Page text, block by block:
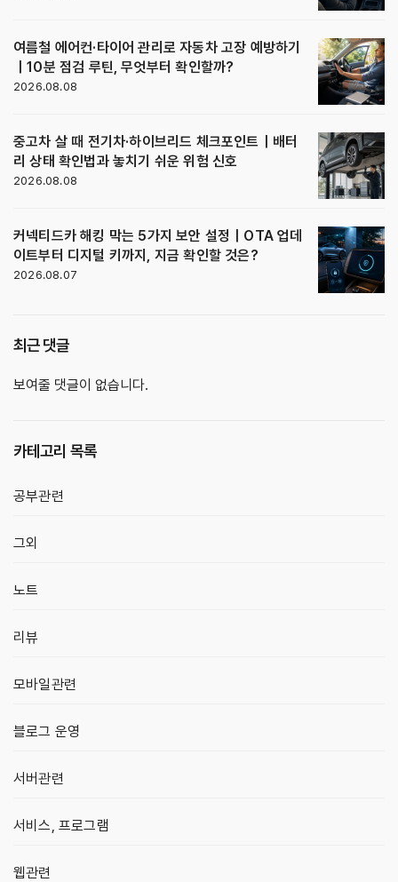
여름철 에어컨·타이어 관리로 자동차 고장 예방하기
｜10분 점검 루틴, 무엇부터 확인할까?
2026.08.08
중고차 살 때 전기차·하이브리드 체크포인트｜배터
리 상태 확인법과 놓치기 쉬운 위험 신호
2026.08.08
커넥티드카 해킹 막는 5가지 보안 설정｜OTA 업데
이트부터 디지털 키까지, 지금 확인할 것은?
2026.08.07
최근 댓글
보여줄 댓글이 없습니다.
카테고리 목록
공부관련
그외
노트
리뷰
모바일관련
블로그 운영
서버관련
서비스, 프로그램
웹관련